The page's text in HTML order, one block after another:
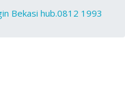
Bekasi hub.0812 1993